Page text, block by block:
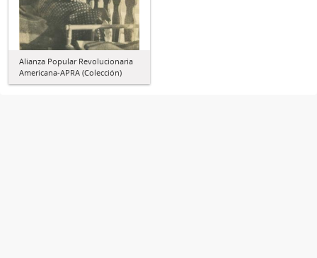
Alianza Popular Revolucionaria
Americana-APRA (Colección)